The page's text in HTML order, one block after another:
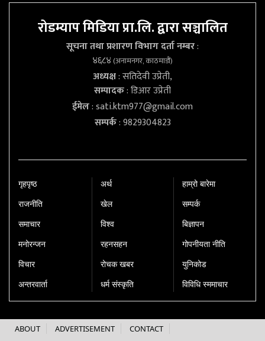
रोडम्याप मिडिया प्रा.लि. द्वारा सञ्चालित
सूचना तथा प्रशारण विभाग दर्ता नम्बर:
४६८४(अनामनगर, काठमाडौं)
अध्यक्ष: सतिदेवी उप्रेती,
सम्पादक: डिआर उप्रेती
ईमेल:sati.ktm977@gmail.com
सम्पर्क: 9829304823
गृहपृष्‍ठ
राजनीति
समाचार
मनोरन्जन
विचार
अन्तरवार्ता
अर्थ
खेल
विश्व
रहनसहन
रोचक खबर
धर्म संस्कृति
हाम्रो बारेमा
सम्पर्क
बिज्ञापन
गोपनीयता नीति
युनिकोड
विविधि स्ममाचार
ABOUT ADVERTISEMENT CONTACT